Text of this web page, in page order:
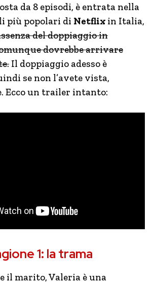
da 8 episodi, è entrata nella
più popolari di Netflix in Italia,
del doppiaggio in
dovrebbe arrivare
Il doppiaggio adesso è
se non l’avete vista,
Ecco un trailer intanto:
1: la trama
il marito, Valeria è una